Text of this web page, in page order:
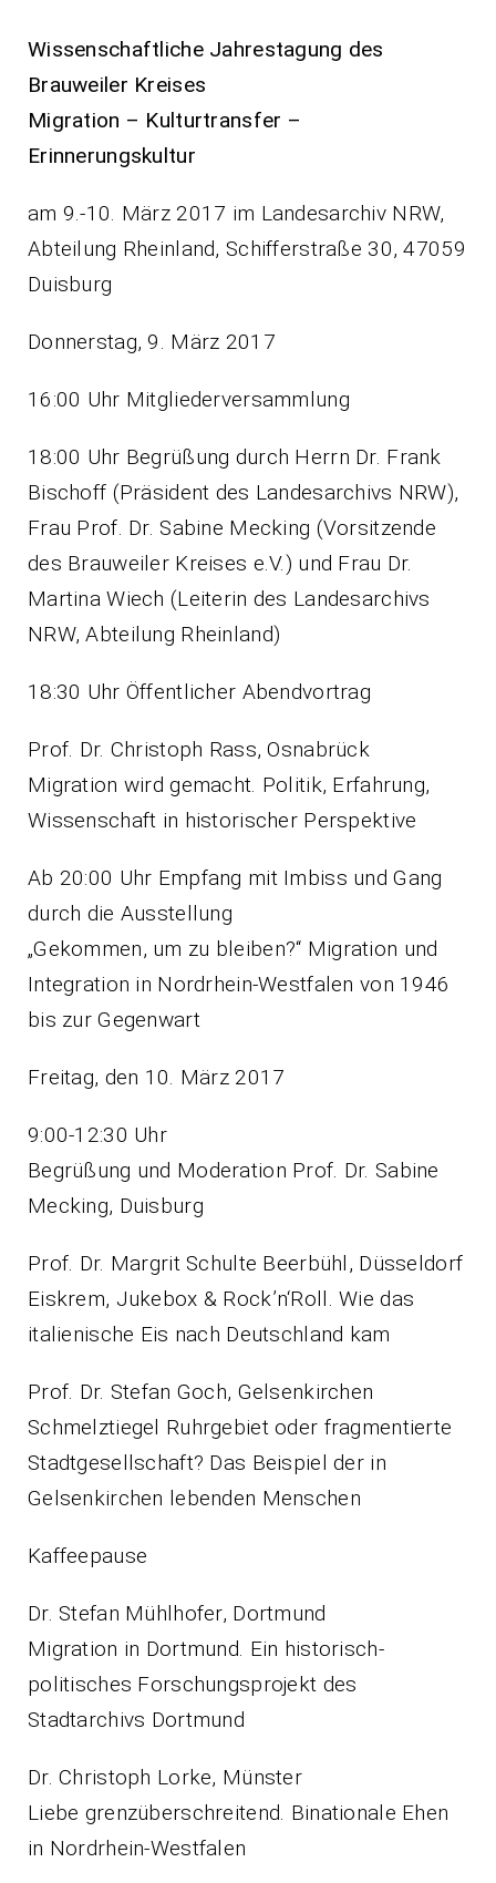
Wissenschaftliche Jahrestagung des
Brauweiler Kreises
Migration – Kulturtransfer –
Erinnerungskultur
am 9.-10. März 2017 im Landesarchiv NRW,
Abteilung Rheinland, Schifferstraße 30, 47059
Duisburg
Donnerstag, 9. März 2017
16:00 Uhr Mitgliederversammlung
18:00 Uhr Begrüßung durch Herrn Dr. Frank
Bischoff (Präsident des Landesarchivs NRW),
Frau Prof. Dr. Sabine Mecking (Vorsitzende
des Brauweiler Kreises e.V.) und Frau Dr.
Martina Wiech (Leiterin des Landesarchivs
NRW, Abteilung Rheinland)
18:30 Uhr Öffentlicher Abendvortrag
Prof. Dr. Christoph Rass, Osnabrück
Migration wird gemacht. Politik, Erfahrung,
Wissenschaft in historischer Perspektive
Ab 20:00 Uhr Empfang mit Imbiss und Gang
durch die Ausstellung
„Gekommen, um zu bleiben?“ Migration und
Integration in Nordrhein-Westfalen von 1946
bis zur Gegenwart
Freitag, den 10. März 2017
9:00-12:30 Uhr
Begrüßung und Moderation Prof. Dr. Sabine
Mecking, Duisburg
Prof. Dr. Margrit Schulte Beerbühl, Düsseldorf
Eiskrem, Jukebox & Rock’n‘Roll. Wie das
italienische Eis nach Deutschland kam
Prof. Dr. Stefan Goch, Gelsenkirchen
Schmelztiegel Ruhrgebiet oder fragmentierte
Stadtgesellschaft? Das Beispiel der in
Gelsenkirchen lebenden Menschen
Kaffeepause
Dr. Stefan Mühlhofer, Dortmund
Migration in Dortmund. Ein historisch-
politisches Forschungsprojekt des
Stadtarchivs Dortmund
Dr. Christoph Lorke, Münster
Liebe grenzüberschreitend. Binationale Ehen
in Nordrhein-Westfalen